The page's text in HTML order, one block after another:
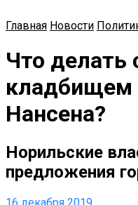
Главная Новости
Что делать
кладбищем
Нансена?
Норильские
предложения